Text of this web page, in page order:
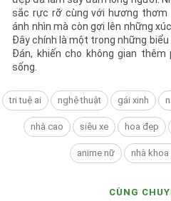
sắc rực rỡ cùng với hương thơm
ánh nhìn mà còn gợi lên những
Đây chính là một trong những
Đán, khiến cho không gian
sống.
tri tuệ ai nghệ thuật gái xinh
nhà cao siêu xe hoa đẹp
anime nữ nhà
CÙNG